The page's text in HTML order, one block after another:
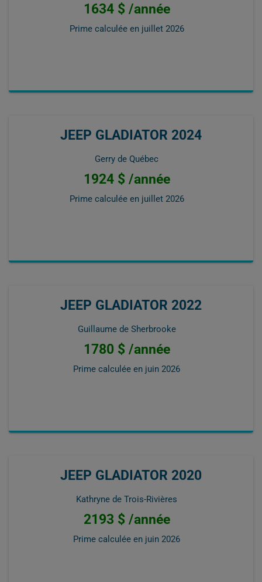
1634 $ /année
Prime calculée en juillet 2026
JEEP GLADIATOR 2024
Gerry de Québec
1924 $ /année
Prime calculée en juillet 2026
JEEP GLADIATOR 2022
Guillaume de Sherbrooke
1780 $ /année
Prime calculée en juin 2026
JEEP GLADIATOR 2020
Kathryne de Trois-Rivières
2193 $ /année
Prime calculée en juin 2026